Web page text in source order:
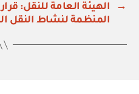
→
المنظمة لنشاط النقل